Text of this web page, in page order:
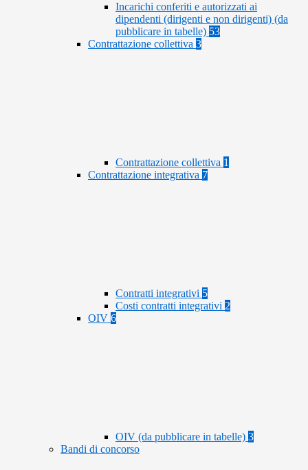
Incarichi conferiti e autorizzati ai
dipendenti (dirigenti e non dirigenti) (da
pubblicare in tabelle) 53
Contrattazione collettiva 3
Contrattazione collettiva 1
Contrattazione integrativa 7
Contratti integrativi 5
Costi contratti integrativi 2
OIV 6
OIV (da pubblicare in tabelle) 3
Bandi di concorso